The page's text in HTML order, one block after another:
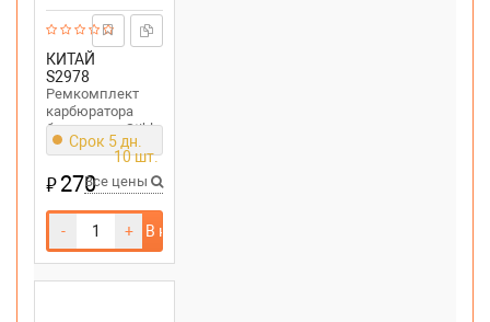
КИТАЙ
S2978
Ремкомплект
карбюратора
бензопилы Stihl
MS 170,180
Срок 5 дн.
10 шт.
₽270Все цены
- + В корзину